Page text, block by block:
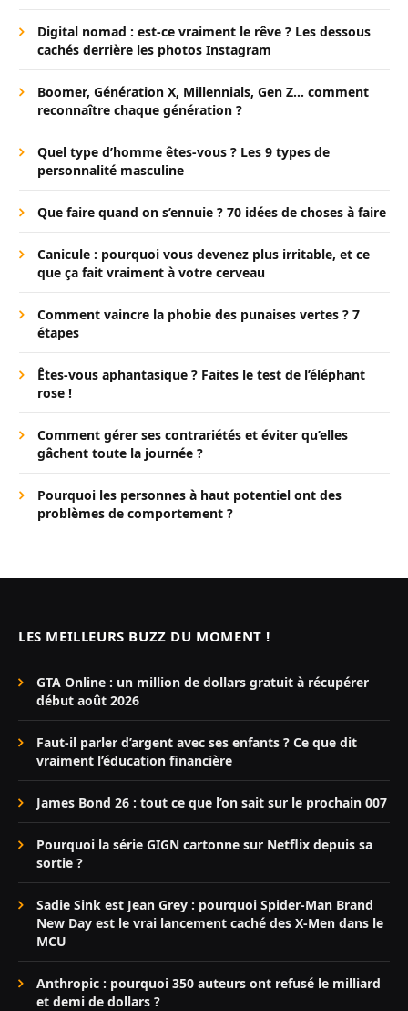
Digital nomad : est-ce vraiment le rêve ? Les dessous
cachés derrière les photos Instagram
Boomer, Génération X, Millennials, Gen Z… comment
reconnaître chaque génération ?
Quel type d’homme êtes-vous ? Les 9 types de
personnalité masculine
Que faire quand on s’ennuie ? 70 idées de choses à faire
Canicule : pourquoi vous devenez plus irritable, et ce
que ça fait vraiment à votre cerveau
Comment vaincre la phobie des punaises vertes ? 7
étapes
Êtes-vous aphantasique ? Faites le test de l’éléphant
rose !
Comment gérer ses contrariétés et éviter qu’elles
gâchent toute la journée ?
Pourquoi les personnes à haut potentiel ont des
problèmes de comportement ?
LES MEILLEURS BUZZ DU MOMENT !
GTA Online : un million de dollars gratuit à récupérer
début août 2026
Faut-il parler d’argent avec ses enfants ? Ce que dit
vraiment l’éducation financière
James Bond 26 : tout ce que l’on sait sur le prochain 007
Pourquoi la série GIGN cartonne sur Netflix depuis sa
sortie ?
Sadie Sink est Jean Grey : pourquoi Spider-Man Brand
New Day est le vrai lancement caché des X-Men dans le
MCU
Anthropic : pourquoi 350 auteurs ont refusé le milliard
et demi de dollars ?